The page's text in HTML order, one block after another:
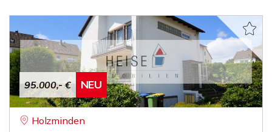
95.000,- € NEU
Holzminden